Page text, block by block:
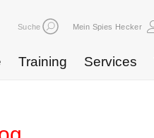
Suche Mein Spies Hecker
Training Services